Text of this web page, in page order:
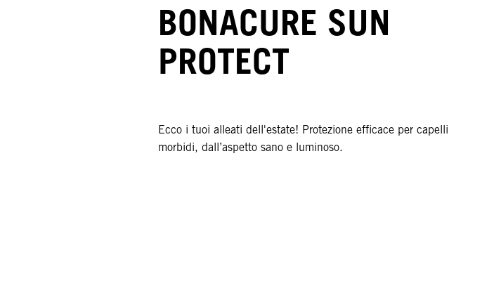
BONACURE SUN
PROTECT
Ecco i tuoi alleati dell'estate! Protezione efficace per capelli
morbidi, dall’aspetto sano e luminoso.